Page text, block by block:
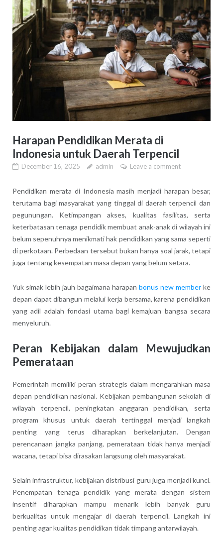
Harapan Pendidikan Merata di
Indonesia untuk Daerah Terpencil
December 16, 2025 admin Leave a comment
Pendidikan merata di Indonesia masih menjadi harapan besar,
terutama bagi masyarakat yang tinggal di daerah terpencil dan
pegunungan. Ketimpangan akses, kualitas fasilitas, serta
keterbatasan tenaga pendidik membuat anak-anak di wilayah ini
belum sepenuhnya menikmati hak pendidikan yang sama seperti
di perkotaan. Perbedaan tersebut bukan hanya soal jarak, tetapi
juga tentang kesempatan masa depan yang belum setara.
Yuk simak lebih jauh bagaimana harapanbonus new member ke
depan dapat dibangun melalui kerja bersama, karena pendidikan
yang adil adalah fondasi utama bagi kemajuan bangsa secara
menyeluruh.
Peran Kebijakan dalam Mewujudkan
Pemerataan
Pemerintah memiliki peran strategis dalam mengarahkan masa
depan pendidikan nasional. Kebijakan pembangunan sekolah di
wilayah terpencil, peningkatan anggaran pendidikan, serta
program khusus untuk daerah tertinggal menjadi langkah
penting yang terus diharapkan berkelanjutan. Dengan
perencanaan jangka panjang, pemerataan tidak hanya menjadi
wacana, tetapi bisa dirasakan langsung oleh masyarakat.
Selain infrastruktur, kebijakan distribusi guru juga menjadi kunci.
Penempatan tenaga pendidik yang merata dengan sistem
insentif diharapkan mampu menarik lebih banyak guru
berkualitas untuk mengajar di daerah terpencil. Langkah ini
penting agar kualitas pendidikan tidak timpang antarwilayah.